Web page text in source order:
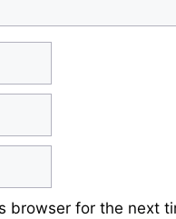
browser for the next